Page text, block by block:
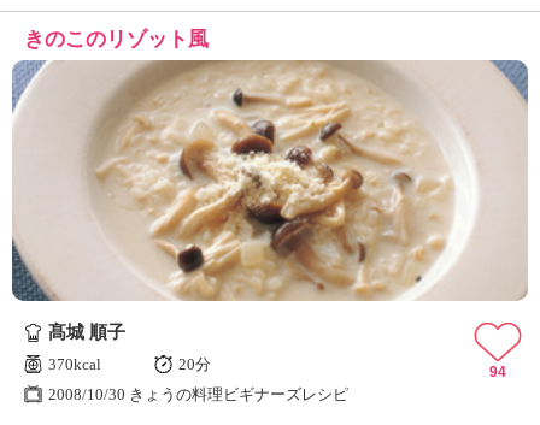
きのこのリゾット風
髙城 順子
370kcal
20分
2008/10/30 きょうの料理ビギナーズレシピ
94